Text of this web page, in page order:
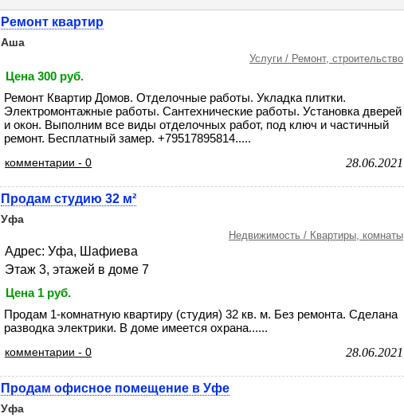
Ремонт квартир
Аша
Услуги / Ремонт, строительство
Цена 300 руб.
Ремонт Квартир Домов. Отделочные работы. Укладка плитки.
Электромонтажные работы. Сантехнические работы. Установка дверей
и окон. Выполним все виды отделочных работ, под ключ и частичный
ремонт. Бесплатный замер. +79517895814.....
комментарии - 0 28.06.2021
Продам студию 32 м²
Уфа
Недвижимость / Квартиры, комнаты
Адрес: Уфа, Шафиева
Этаж 3, этажей в доме 7
Цена 1 руб.
Продам 1-комнатную квартиру (студия) 32 кв. м. Без ремонта. Сделана
разводка электрики. В доме имеется охрана......
комментарии - 0 28.06.2021
Продам офисное помещение в Уфе
Уфа